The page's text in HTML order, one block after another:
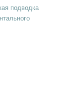
подводка